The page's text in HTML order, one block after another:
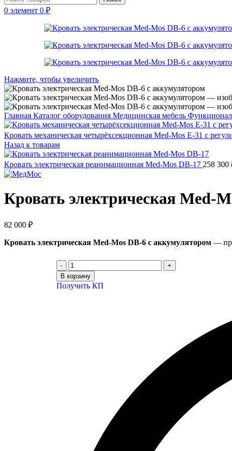
0 элемент 0 ₽
Нажмите, чтобы увеличить
Главная Каталог оборудования Медицинская мебель
Кровать механическая четырёхсекционная Med-Mos Е-31 с
Назад к товарам
Кровать электрическая реанимационная Med-Mos DB-17 258 300
Кровать электрическая Med-
82 000 ₽
Кровать электрическая Med-Mos DB-6 с аккумулятором —
В корзину
Получить КП